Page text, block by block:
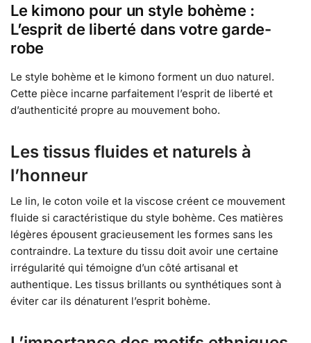
Le kimono pour un style bohème :
L’esprit de liberté dans votre garde-
robe
Le style bohème et le kimono forment un duo naturel.
Cette pièce incarne parfaitement l’esprit de liberté et
d’authenticité propre au mouvement boho.
Les tissus fluides et naturels à
l’honneur
Le lin, le coton voile et la viscose créent ce mouvement
fluide si caractéristique du style bohème. Ces matières
légères épousent gracieusement les formes sans les
contraindre. La texture du tissu doit avoir une certaine
irrégularité qui témoigne d’un côté artisanal et
authentique. Les tissus brillants ou synthétiques sont à
éviter car ils dénaturent l’esprit bohème.